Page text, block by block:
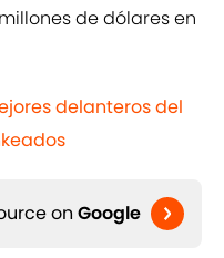
de dólares en
delanteros del
on Google